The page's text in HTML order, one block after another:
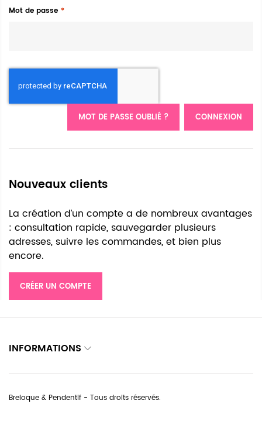
Mot de passe
CONNEXION
MOT DE PASSE OUBLIÉ ?
Nouveaux clients
La création d’un compte a de nombreux avantages
: consultation rapide, sauvegarder plusieurs
adresses, suivre les commandes, et bien plus
encore.
CRÉER UN COMPTE
INFORMATIONS
Breloque & Pendentif - Tous droits réservés.